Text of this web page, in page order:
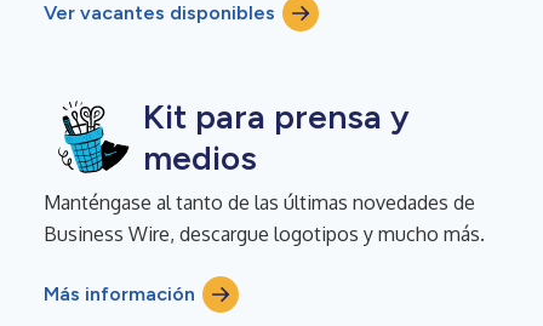
Ver vacantes disponibles
Kit para prensa y
medios
Manténgase al tanto de las últimas novedades de
Business Wire, descargue logotipos y mucho más.
Más información